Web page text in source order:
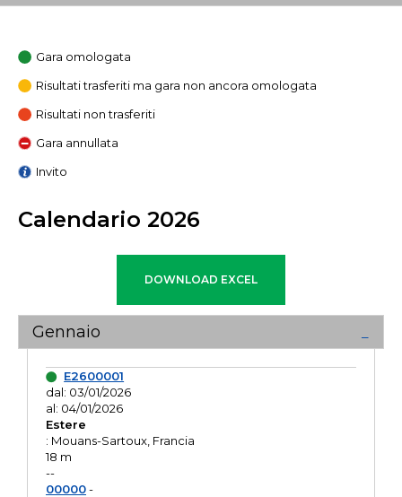
Gara omologata
Risultati trasferiti ma gara non ancora omologata
Risultati non trasferiti
Gara annullata
Invito
Calendario 2026
Gennaio
E2600001
dal: 03/01/2026
al: 04/01/2026
Estere
: Mouans-Sartoux, Francia
18 m
--
00000-